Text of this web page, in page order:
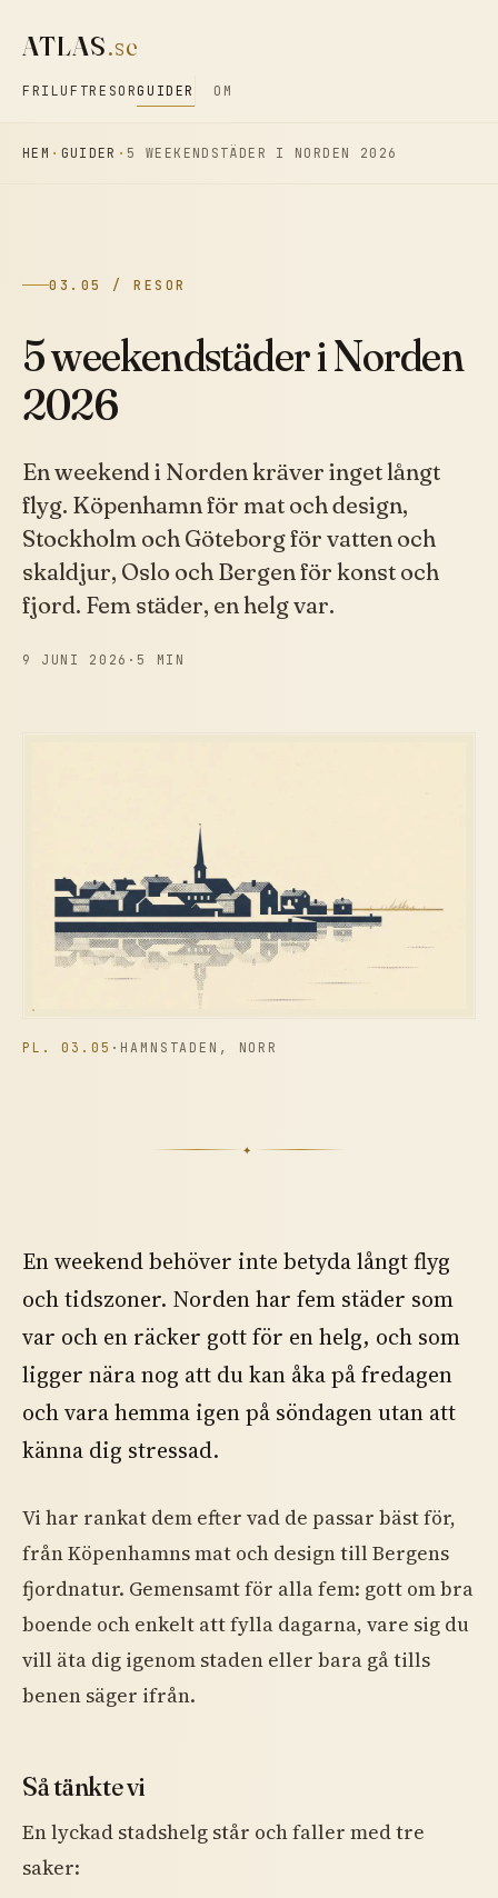
ATLAS.se
FRILUFT RESORGUIDER OM
HEM GUIDER 5 WEEKENDSTÄDER I NORDEN 2026
03.05 / RESOR
5 weekendstäder i Norden
2026
En weekend i Norden kräver inget långt
flyg. Köpenhamn för mat och design,
Stockholm och Göteborg för vatten och
skaldjur, Oslo och Bergen för konst och
fjord. Fem städer, en helg var.
9 JUNI 2026 · 5 MIN
PL. 03.05 · HAMNSTADEN, NORR
✦
En weekend behöver inte betyda långt flyg
och tidszoner. Norden har fem städer som
var och en räcker gott för en helg, och som
ligger nära nog att du kan åka på fredagen
och vara hemma igen på söndagen utan att
känna dig stressad.
Vi har rankat dem efter vad de passar bäst för,
från Köpenhamns mat och design till Bergens
fjordnatur. Gemensamt för alla fem: gott om bra
boende och enkelt att fylla dagarna, vare sig du
vill äta dig igenom staden eller bara gå tills
benen säger ifrån.
Så tänkte vi
En lyckad stadshelg står och faller med tre
saker: